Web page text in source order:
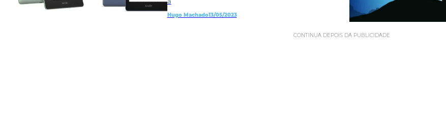
Hugo Machado13/05/2023
CONTINUA DEPOIS DA PUBLICIDADE